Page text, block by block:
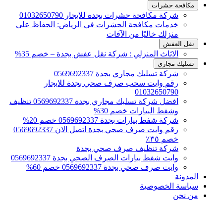
مكافحة حشرات
شركة مكافحة حشرات بجدة للايجار 01032650790
خدمات مكافحة الحشرات في الرياض: الحفاظ على
منزلك خاليًا من الآفات
نقل العفش
الاثاث المنزلي : شركة نقل عفش بجدة – خصم 35%
تسليك مجاري
شركة تسليك مجاري بجدة 0569692337
رقم وايت سحب صرف صحي بجدة للايجار
01032650790
افضل شركة تسليك مجاري بجدة 0569692337 تنظيف
وشفط البيارات خصم 30%
شركة شفط بيارات بجدة 0569692337 خصم 20%
رقم وايت صرف صحي بجدة اتصل الان 0569692337
خصم ٣٥٪
شركة تنظيف صرف صحي بجدة
وايت شفط بيارات الصرف الصحي بجدة 0569692337
وايت صرف صحي بجدة 0569692337 خصم 60%
المدونة
سياسة الخصوصية
من نحن